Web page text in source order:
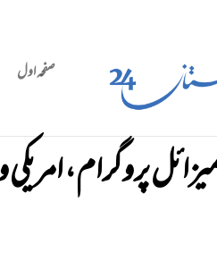
صفحہ اول
پروگرام،